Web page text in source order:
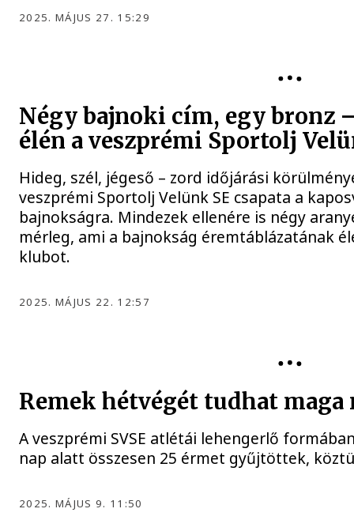
2025. MÁJUS 27. 15:29
Négy bajnoki cím, egy bronz
élén a veszprémi Sportolj
Hideg, szél, jégeső – zord időjárási
veszprémi Sportolj Velünk SE csapata a
bajnokságra. Mindezek ellenére is négy
mérleg, ami a bajnokság éremtáblázatának
klubot.
2025. MÁJUS 22. 12:57
Remek hétvégét tudhat maga
A veszprémi SVSE atlétái lehengerlő
nap alatt összesen 25 érmet gyűjtöttek,
2025. MÁJUS 9. 11:50